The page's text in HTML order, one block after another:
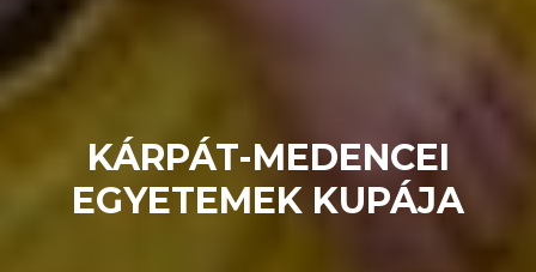
KÁRPÁT-MEDENCEI
EGYETEMEK KUPÁJA